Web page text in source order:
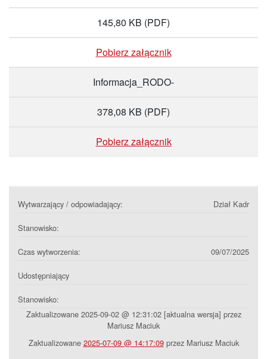
145,80 KB (PDF)
Pobierz załącznik
Informacja_RODO-
378,08 KB (PDF)
Pobierz załącznik
Wytwarzający / odpowiadający: Dział Kadr
Stanowisko:
Czas wytworzenia: 09/07/2025
Udostępniający
Stanowisko:
Zaktualizowane 2025-09-02 @ 12:31:02 [aktualna wersja] przez
Mariusz Maciuk
Zaktualizowane 2025-07-09 @ 14:17:09przez Mariusz Maciuk